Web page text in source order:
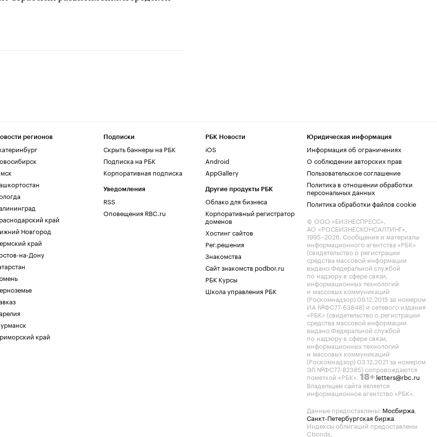
регионов
край
Новгород
край
на-Дону
край
Подписки
Скрыть баннеры на РБК
Подписка на РБК
Корпоративная подписка
Уведомления
RSS
Оповещения RBC.ru
РБК Новости
iOS
Android
AppGallery
Другие продукты РБК
Облако для бизнеса
Корпоративный регистратор
доменов
Хостинг сайтов
Рег.решения
Знакомства
Сайт знакомств podbor.ru
РБК Курсы
Школа управления РБК
Юридическая информация
Информация об ограничениях
О соблюдении авторских прав
Пользовательское соглашение
Политика в отношении обработки
персональных данных
Политика обработки файлов cookie
© ООО «БИЗНЕСПРЕСС»,
АО «РОСБИЗНЕСКОНСАЛТИНГ»,
1995–2026. Сообщения и материалы
информационного агентства «РБК»
(свидетельство о регистрации
средства массовой информации
выдано Федеральной службой
по надзору в сфере связи,
информационных технологий
и массовых коммуникаций
(Роскомнадзор) 09.12.2015 за номером
ИА №ФС77-63848) и сетевого издания
«РБК» (свидетельство о регистрации
средства массовой информации
выдано Федеральной службой
по надзору в сфере связи,
информационных технологий
и массовых коммуникаций
(Роскомнадзор) 03.12.2021 за номером
ЭЛ №ФС77-82385) сопровождаются
пометкой «РБК». 18+ letters@rbc.ru
Владельцем сайта является
информационное агентство «РБК».
Данные предоставлены: Мосбиржа,
Санкт-Петербургская биржа.
Индексы облигаций предоставлены
Cbonds.